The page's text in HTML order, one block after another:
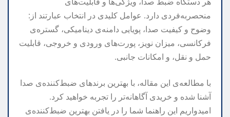
منحصربه‌فردی دارد. عوامل کلیدی در انتخاب عبارتند از:
وضوح و کیفیت صدا، پویایی دامنه‌ی دینامیکی، گستره‌ی
فرکانسی، میزان نویز، پورت‌های ورودی و خروجی، قابلیت
حمل و نقل، و امکانات جانبی.
با مطالعه‌ی این مقاله، با بهترین برندهای ضبط‌کننده‌ی صدا
آشنا شده و خریدی آگاهانه‌تر را تجربه خواهید کرد.
امیدواریم این راهنما شما را در یافتن بهترین ضبط‌کننده‌ی